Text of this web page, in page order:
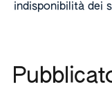
indisponibilità dei